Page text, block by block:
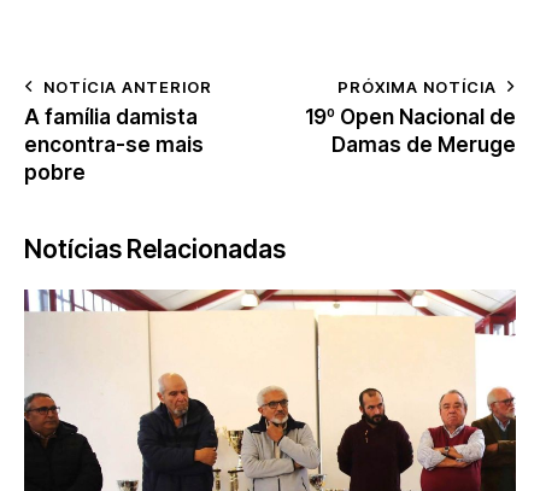
NOTÍCIA ANTERIOR
A família damista
encontra-se mais
pobre
PRÓXIMA NOTÍCIA
19º Open Nacional de
Damas de Meruge
Notícias Relacionadas